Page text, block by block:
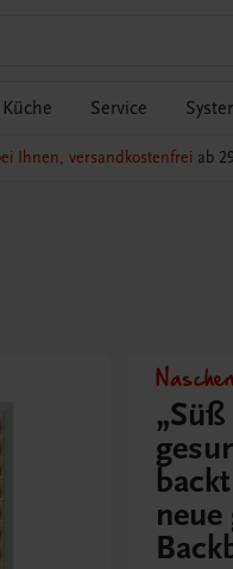
Küche Service
Ihnen, versandkostenfrei ab
neue